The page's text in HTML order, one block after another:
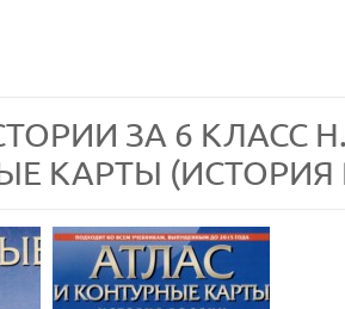
ЗА 6 КЛАСС
КАРТЫ (ИСТОРИЯ